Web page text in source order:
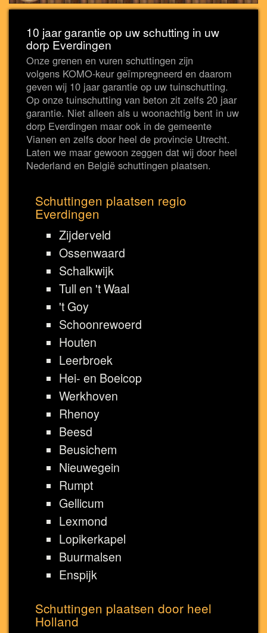
10 jaar garantie op uw schutting in uw
dorp Everdingen
Onze grenen en vuren schuttingen zijn
volgens KOMO-keur geïmpregneerd en daarom
geven wij 10 jaar garantie op uw tuinschutting.
Op onze tuinschutting van beton zit zelfs 20 jaar
garantie. Niet alleen als u woonachtig bent in uw
dorp Everdingen maar ook in de gemeente
Vianen en zelfs door heel de provincie Utrecht.
Laten we maar gewoon zeggen dat wij door heel
Nederland en België schuttingen plaatsen.
Schuttingen plaatsen regio
Everdingen
Zijderveld
Ossenwaard
Schalkwijk
Tull en 't Waal
't Goy
Schoonrewoerd
Houten
Leerbroek
Hei- en Boeicop
Werkhoven
Rhenoy
Beesd
Beusichem
Nieuwegein
Rumpt
Gellicum
Lexmond
Lopikerkapel
Buurmalsen
Enspijk
Schuttingen plaatsen door heel
Holland